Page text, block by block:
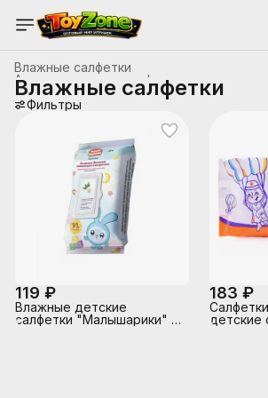
Влажные салфетки
Антисептики и дезинфицирующие
Косметика и гигиена ›
Главная ›
Влажные салфетки
Фильтры
119 ₽
Влажные детские
салфетки "Малышарики" с
183 ₽
детские